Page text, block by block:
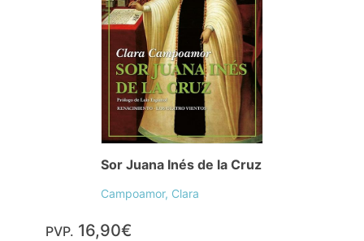
Sor Juana Inés de la Cruz
Campoamor, Clara
PVP. 16,90€